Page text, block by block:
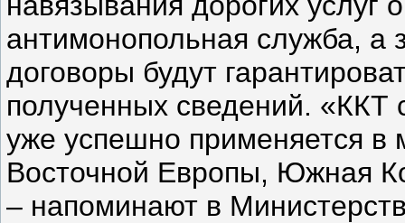
антимонопольная служба, а
договоры будут
полученных сведений.
уже успешно применяется в
Восточной Европы, Южная
– напоминают в